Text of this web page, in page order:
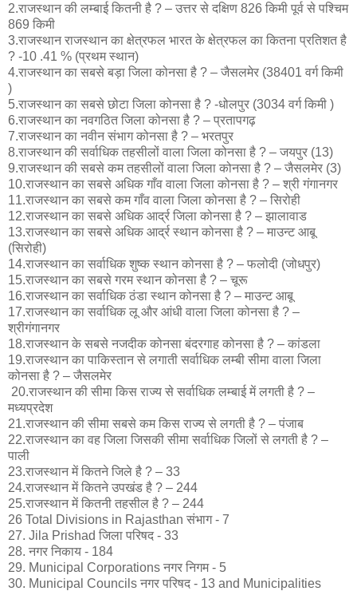
2.राजस्थान की लम्बाई कितनी है ? – उत्तर से दक्षिण 826 किमी पूर्व से पश्चिम
869 किमी
3.राजस्थान राजस्थान का क्षेत्रफल भारत के क्षेत्रफल का कितना प्रतिशत है
? -10 .41 % (प्रथम स्थान)
4.राजस्थान का सबसे बड़ा जिला कोनसा है ? – जैसलमेर (38401 वर्ग किमी
)
5.राजस्थान का सबसे छोटा जिला कोनसा है ? -धोलपुर (3034 वर्ग किमी )
6.राजस्थान का नवगठित जिला कोनसा है ? – प्रतापगढ़
7.राजस्थान का नवीन संभाग कोनसा है ? – भरतपुर
8.राजस्थान की सर्वाधिक तहसीलों वाला जिला कोनसा है ? – जयपुर (13)
9.राजस्थान की सबसे कम तहसीलों वाला जिला कोनसा है ? – जैसलमेर (3)
10.राजस्थान का सबसे अधिक गाँव वाला जिला कोनसा है ? – श्री गंगानगर
11.राजस्थान का सबसे कम गाँव वाला जिला कोनसा है ? – सिरोही
12.राजस्थान का सबसे अधिक आर्द्र जिला कोनसा है ? – झालावाड
13.राजस्थान का सबसे अधिक आर्द्र स्थान कोनसा है ? – माउन्ट आबू
(सिरोही)
14.राजस्थान का सर्वाधिक शुष्क स्थान कोनसा है ? – फलोदी (जोधपुर)
15.राजस्थान का सबसे गरम स्थान कोनसा है ? – चूरू
16.राजस्थान का सर्वाधिक ठंडा स्थान कोनसा है ? – माउन्ट आबू
17.राजस्थान का सर्वाधिक लू और आंधी वाला जिला कोनसा है ? –
श्रीगंगानगर
18.राजस्थान के सबसे नजदीक कोनसा बंदरगाह कोनसा है ? – कांडला
19.राजस्थान का पाकिस्तान से लगाती सर्वाधिक लम्बी सीमा वाला जिला
कोनसा है ? – जैसलमेर
20.राजस्थान की सीमा किस राज्य से सर्वाधिक लम्बाई में लगती है ? –
मध्यप्रदेश
21.राजस्थान की सीमा सबसे कम किस राज्य से लगती है ? – पंजाब
22.राजस्थान का वह जिला जिसकी सीमा सर्वाधिक जिलों से लगती है ? –
पाली
23.राजस्थान में कितने जिले है ? – 33
24.राजस्थान में कितने उपखंड है ? – 244
25.राजस्थान में कितनी तहसील है ? – 244
26 Total Divisions in Rajasthan संभाग - 7
27. Jila Prishad जिला परिषद - 33
28. नगर निकाय - 184
29. Municipal Corporations नगर निगम - 5
30. Municipal Councils नगर परिषद - 13 and Municipalities